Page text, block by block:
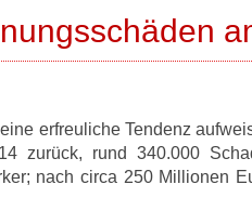
erfreuliche Tendenz
zurück, rund 340.000
nach circa 250 Millionen